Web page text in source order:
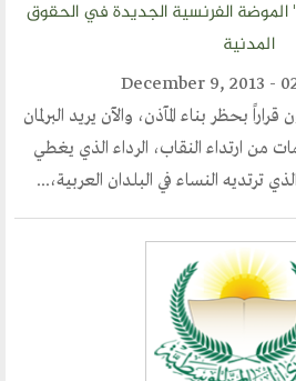
الموضة الفرنسية الجديدة في الحقوق
المدنية
بحظر بناء المآذن، والآن يريد البرلمان
من ارتداء النقاب، الرداء الذي يغطي
ترتديه النساء في البلدان العربية،...